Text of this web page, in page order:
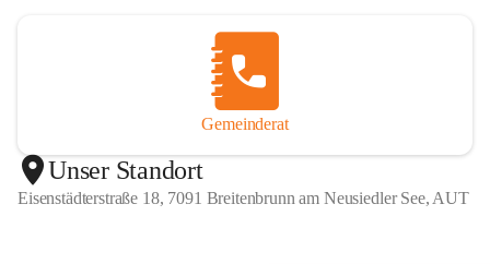
Gemeinderat
Unser Standort
Eisenstädterstraße 18, 7091 Breitenbrunn am Neusiedler See, AUT